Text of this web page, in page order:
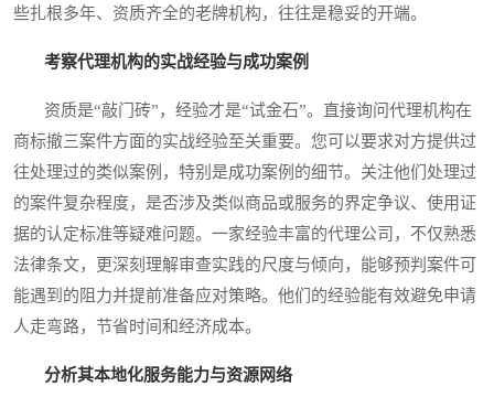
些扎根多年、资质齐全的老牌机构，往往是稳妥的开端。
考察代理机构的实战经验与成功案例
资质是“敲门砖”，经验才是“试金石”。直接询问代理机构在
商标撤三案件方面的实战经验至关重要。您可以要求对方提供过
往处理过的类似案例，特别是成功案例的细节。关注他们处理过
的案件复杂程度，是否涉及类似商品或服务的界定争议、使用证
据的认定标准等疑难问题。一家经验丰富的代理公司，不仅熟悉
法律条文，更深刻理解审查实践的尺度与倾向，能够预判案件可
能遇到的阻力并提前准备应对策略。他们的经验能有效避免申请
人走弯路，节省时间和经济成本。
分析其本地化服务能力与资源网络